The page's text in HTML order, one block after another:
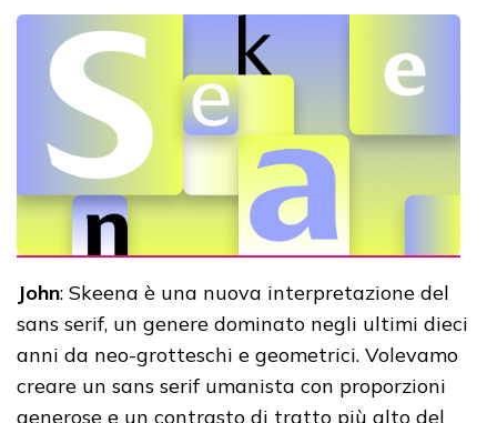
John: Skeena è una nuova interpretazione del
sans serif, un genere dominato negli ultimi dieci
anni da neo-grotteschi e geometrici. Volevamo
creare un sans serif umanista con proporzioni
generose e un contrasto di tratto più alto del